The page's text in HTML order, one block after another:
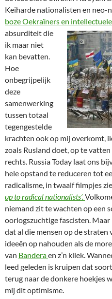
Keiharde nationalisten en neo-
boze Oekraïners en
absurditeit die
ik maar niet
kan bevatten.
Hoe
onbegrijpelijk
deze
samenwerking
tussen totaal
tegengestelde
krachten ook op mij overkomt,
zoals Rusland doet, op te
rechts. Russia Today laat ons
hele opstand te reduceren tot
radicalisme, in twaalf filmpjes
up to radical nationalists’.
niemand zit te wachten op een
oorlogszuchtige fascisten.
dat al die mensen op de straten
ideeën op nahouden als de
van Banderaen z’n kliek.
leed geleden is kruipen dat
terug naar de donkere hoekjes
mij dit optimisme.